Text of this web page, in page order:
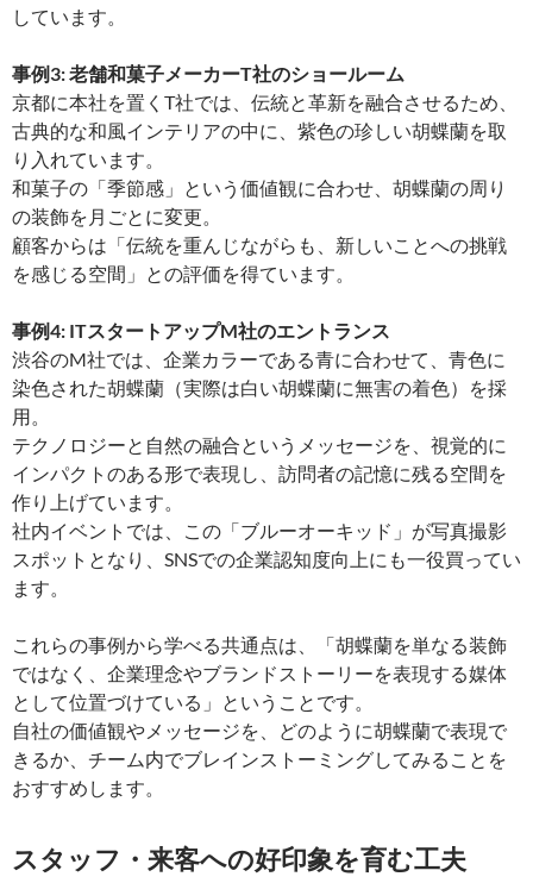
しています。
事例3: 老舗和菓子メーカーT社のショールーム
京都に本社を置くT社では、伝統と革新を融合させるため、
古典的な和風インテリアの中に、紫色の珍しい胡蝶蘭を取
り入れています。
和菓子の「季節感」という価値観に合わせ、胡蝶蘭の周り
の装飾を月ごとに変更。
顧客からは「伝統を重んじながらも、新しいことへの挑戦
を感じる空間」との評価を得ています。
事例4: ITスタートアップM社のエントランス
渋谷のM社では、企業カラーである青に合わせて、青色に
染色された胡蝶蘭（実際は白い胡蝶蘭に無害の着色）を採
用。
テクノロジーと自然の融合というメッセージを、視覚的に
インパクトのある形で表現し、訪問者の記憶に残る空間を
作り上げています。
社内イベントでは、この「ブルーオーキッド」が写真撮影
スポットとなり、SNSでの企業認知度向上にも一役買ってい
ます。
これらの事例から学べる共通点は、「胡蝶蘭を単なる装飾
ではなく、企業理念やブランドストーリーを表現する媒体
として位置づけている」ということです。
自社の価値観やメッセージを、どのように胡蝶蘭で表現で
きるか、チーム内でブレインストーミングしてみることを
おすすめします。
スタッフ・来客への好印象を育む工夫